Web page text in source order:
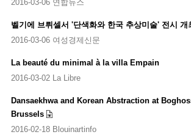
2016-03-06 연합뉴스
벨기에 브뤼셀서 '단색화와 한국 추상미술' 전시 개
2016-03-06 여성경제신문
La beauté du minimal à la villa Empain
2016-03-02 La Libre
Dansaekhwa and Korean Abstraction at
Brussels
2016-02-18 Blouinartinfo